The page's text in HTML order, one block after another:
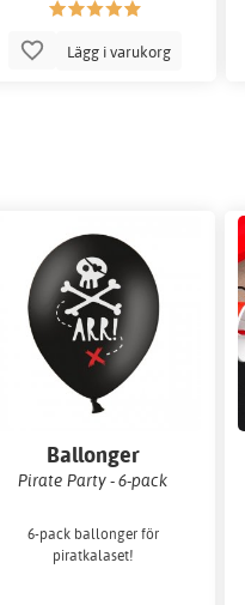
Lägg i varukorg
Ballonger
Pirate Party - 6-pack
6-pack ballonger för
piratkalaset!